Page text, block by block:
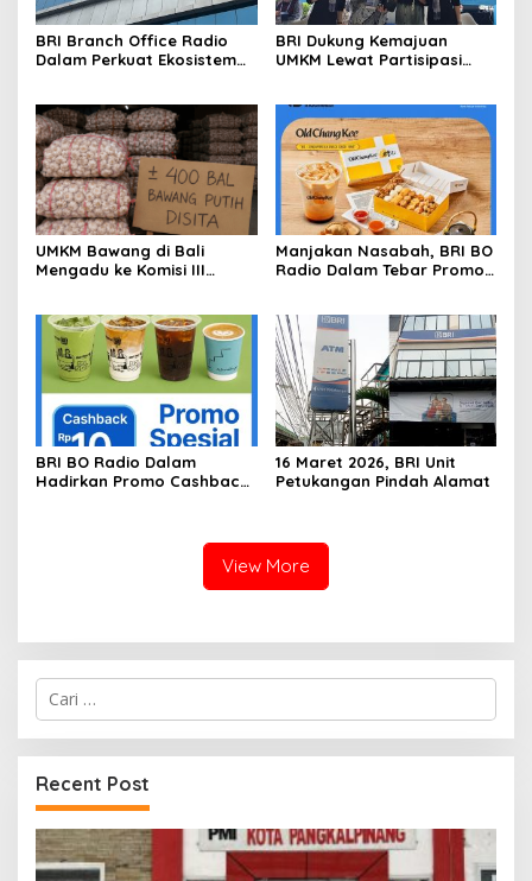
BRI Branch Office Radio
Dalam Perkuat Ekosistem
BRI Dukung Kemajuan
UMKM Lewat Partisipasi
UMKM Bawang di Bali
Mengadu ke Komisi III
Membengkak
Manjakan Nasabah, BRI BO
Radio Dalam Tebar Promo
BRI BO Radio Dalam
Hadirkan Promo Cashback
16 Maret 2026, BRI Unit
Petukangan Pindah Alamat
View More
Cari
untuk:
Recent Post